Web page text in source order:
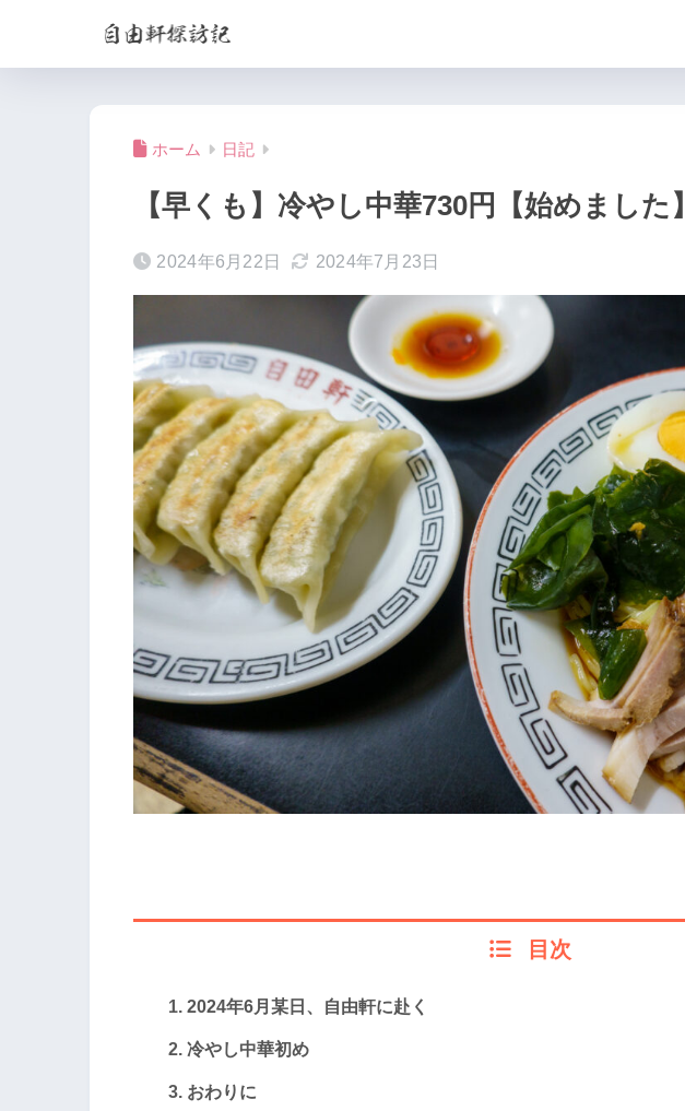
ホーム 日記
【早くも】冷やし中華730円【始めました】
2024年6月22日 2024年7月23日
目次
2024年6月某日、自由軒に赴く
冷やし中華初め
おわりに